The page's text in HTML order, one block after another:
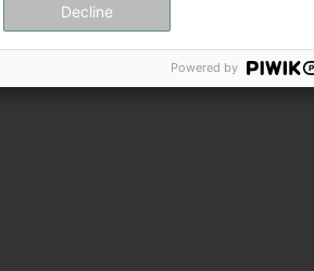
Decline
Powered by